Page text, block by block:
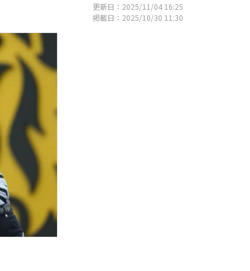
更新日：2025/11/04 16:25
掲載日：2025/10/30 11:30